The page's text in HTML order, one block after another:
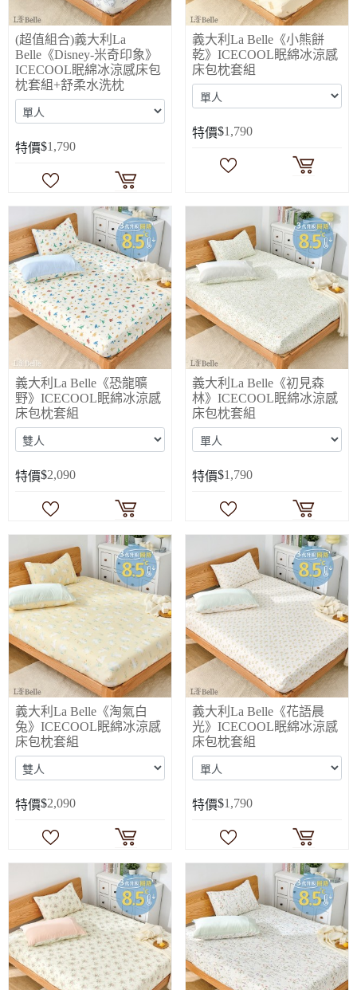
(超值組合)義大利La
Belle《Disney-米奇印象》
ICECOOL眠綿冰涼感床包
枕套組+舒柔水洗枕
特價$1,790
義大利La Belle《小熊餅
乾》ICECOOL眠綿冰涼感
床包枕套組
特價$1,790
義大利La Belle《恐龍曠
野》ICECOOL眠綿冰涼感
床包枕套組
特價$2,090
義大利La Belle《初見森
林》ICECOOL眠綿冰涼感
床包枕套組
特價$1,790
義大利La Belle《淘氣白
兔》ICECOOL眠綿冰涼感
床包枕套組
特價$2,090
義大利La Belle《花語晨
光》ICECOOL眠綿冰涼感
床包枕套組
特價$1,790